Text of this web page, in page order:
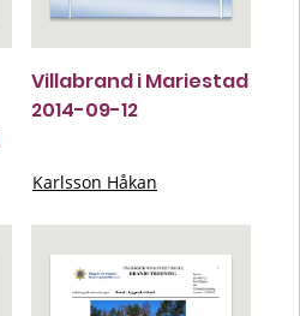
Villabrand i Mariestad
2014-09-12
Karlsson Håkan